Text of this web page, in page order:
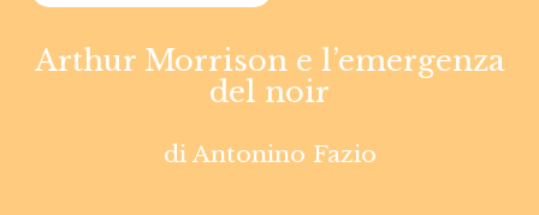
Arthur Morrison e l’emergenza
del noir
di Antonino Fazio